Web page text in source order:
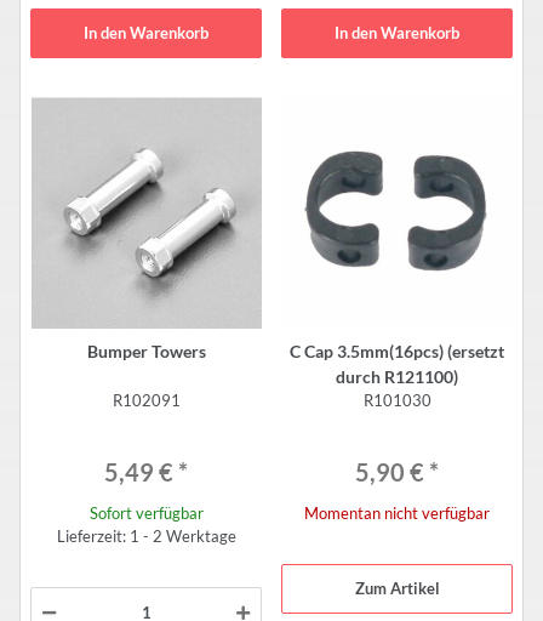
In den Warenkorb In den Warenkorb
Bumper Towers
R102091
5,49 € *
Sofort verfügbar
Lieferzeit: 1 - 2 Werktage
C Cap 3.5mm(16pcs) (ersetzt
durch R121100)
R101030
5,90 € *
Momentan nicht verfügbar
Zum Artikel